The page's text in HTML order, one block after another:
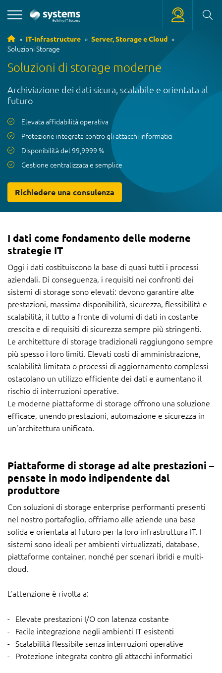
service@systems.bz
+39 0471 63 11 42
systems.bz
IT-Infrastructure Server, Storage e Cloud
Soluzioni Storage
Soluzioni di storage moderne
Archiviazione dei dati sicura, scalabile e orientata al
futuro
Elevata affidabilità operativa
Protezione integrata contro gli attacchi informatici
Disponibilità del 99,9999 %
Gestione centralizzata e semplice
Richiedere una consulenza
I dati come fondamento delle moderne
strategie IT
Oggi i dati costituiscono la base di quasi tutti i processi
aziendali. Di conseguenza, i requisiti nei confronti dei
sistemi di storage sono elevati: devono garantire alte
prestazioni, massima disponibilità, sicurezza, flessibilità e
scalabilità, il tutto a fronte di volumi di dati in costante
crescita e di requisiti di sicurezza sempre più stringenti.
Le architetture di storage tradizionali raggiungono sempre
più spesso i loro limiti. Elevati costi di amministrazione,
scalabilità limitata o processi di aggiornamento complessi
ostacolano un utilizzo efficiente dei dati e aumentano il
rischio di interruzioni operative.
Le moderne piattaforme di storage offrono una soluzione
efficace, unendo prestazioni, automazione e sicurezza in
un’architettura unificata.
Piattaforme di storage ad alte prestazioni –
pensate in modo indipendente dal
produttore
Con soluzioni di storage enterprise performanti presenti
nel nostro portafoglio, offriamo alle aziende una base
solida e orientata al futuro per la loro infrastruttura IT. I
sistemi sono ideali per ambienti virtualizzati, database,
piattaforme container, nonché per scenari ibridi e multi-
cloud.
L’attenzione è rivolta a:
Elevate prestazioni I/O con latenza costante
Facile integrazione negli ambienti IT esistenti
Scalabilità flessibile senza interruzioni operative
Protezione integrata contro gli attacchi informatici